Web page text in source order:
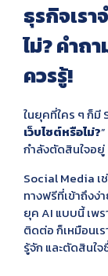
ธุรกิจเรา
ไม่? คำถ
ควรรู้!
ในยุคที่ใคร ๆ ก็มี
เว็บไซต์หรือไม่?
กำลังตัดสินใจอยู่
Social Media เ
ทางฟรีที่เข้าถึงง่
ยุค AI แบบนี้ เพ
ติดต่อ ก็เหมือนเ
รู้จัก และตัดสินใ